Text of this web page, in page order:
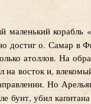
корабль
о. Самар в
атоллов. На
на восток и,
Но
бунт, убил